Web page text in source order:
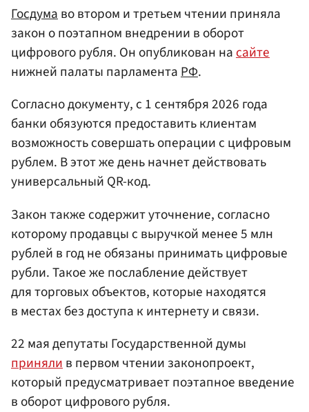
Госдумаво втором и третьем чтении приняла
закон о поэтапном внедрении в оборот
цифрового рубля. Он опубликован насайте
нижней палаты парламентаРФ.
Согласно документу, с 1 сентября 2026 года
банки обязуются предоставить клиентам
возможность совершать операции с цифровым
рублем. В этот же день начнет действовать
универсальный QR-код.
Закон также содержит уточнение, согласно
которому продавцы с выручкой менее 5 млн
рублей в год не обязаны принимать цифровые
рубли. Такое же послабление действует
для торговых объектов, которые находятся
в местах без доступа к интернету и связи.
22 мая депутаты Государственной думы
принялив первом чтении законопроект,
который предусматривает поэтапное введение
в оборот цифрового рубля.